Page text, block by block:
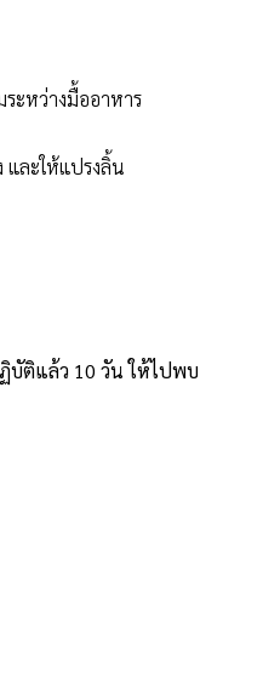
ะหว่างมื้ออาหาร
ละให้แปรงลิ้น
บัติแล้ว 10 วัน ให้ไปพบ